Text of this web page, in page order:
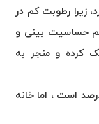
زیرا رطوبت کم در
حساسیت بینی و
کرده و منجر به
که رطوبت داخلی ایده آل از 35 تا 50 درصد است ، اما خانه